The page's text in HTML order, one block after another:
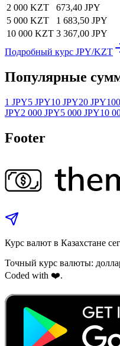
2 000 KZT
673,40 JPY
5 000 KZT
1 683,50 JPY
10 000 KZT 3 367,00 JPY
Подробный курс JPY/KZT
Популярные
1 JPY5 JPY10 JPY20 JPY
JPY2 000 JPY5 000 JPY10
Footer
Курс валют в Казахстане
Точный курс валюты:
Coded with ❤️.